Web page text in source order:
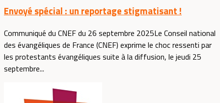
Envoyé spécial : un reportage stigmatisant !
Communiqué du CNEF du 26 septembre 2025Le Conseil national
des évangéliques de France (CNEF) exprime le choc ressenti par
les protestants évangéliques suite à la diffusion, le jeudi 25
septembre...